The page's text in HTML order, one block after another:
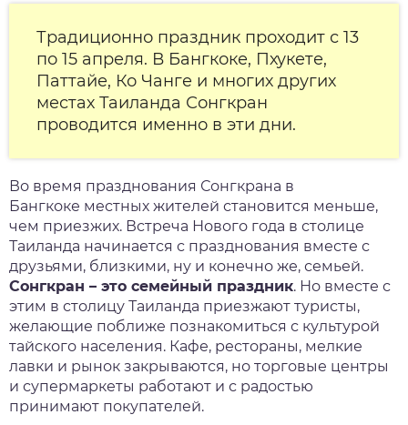
Традиционно праздник проходит с 13
по 15 апреля. В Бангкоке, Пхукете,
Паттайе, Ко Чанге и многих других
местах Таиланда Сонгкран
проводится именно в эти дни.
Во время празднования Сонгкрана в
Бангкоке местных жителей становится меньше,
чем приезжих. Встреча Нового года в столице
Таиланда начинается с празднования вместе с
друзьями, близкими, ну и конечно же, семьей.
Сонгкран – это семейный праздник. Но вместе с
этим в столицу Таиланда приезжают туристы,
желающие поближе познакомиться с культурой
тайского населения. Кафе, рестораны, мелкие
лавки и рынок закрываются, но торговые центры
и супермаркеты работают и с радостью
принимают покупателей.